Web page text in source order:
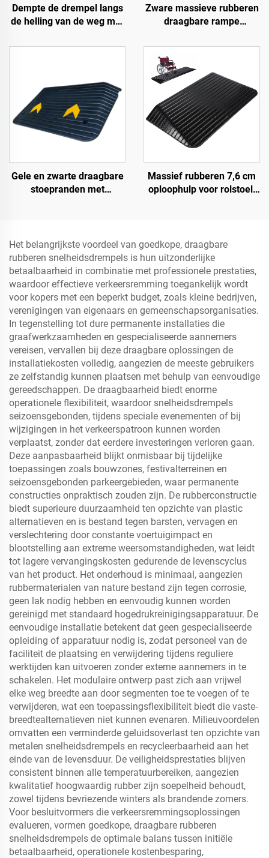
Dempte de drempel langs
de helling van de weg met
snelheidsbumps van
Zware massieve rubberen
draagbare rampe
toegangsweg product voor
betere toegang tot wegen
Gele en zwarte draagbare
stoepranden met
rubberen basis materiaal
Massief rubberen 7,6 cm
oploophulp voor rolstoel,
Productcategorie
Het belangrijkste voordeel van goedkope, draagbare
rubberen snelheidsdrempels is hun uitzonderlijke
betaalbaarheid in combinatie met professionele prestaties,
waardoor effectieve verkeersremming toegankelijk wordt
voor kopers met een beperkt budget, zoals kleine bedrijven,
verenigingen van eigenaars en gemeenschapsorganisaties.
In tegenstelling tot dure permanente installaties die
graafwerkzaamheden en gespecialiseerde aannemers
vereisen, vervallen bij deze draagbare oplossingen de
installatiekosten volledig, aangezien de meeste gebruikers
ze zelfstandig kunnen plaatsen met behulp van eenvoudige
gereedschappen. De draagbaarheid biedt enorme
operationele flexibiliteit, waardoor snelheidsdrempels
seizoensgebonden, tijdens speciale evenementen of bij
wijzigingen in het verkeerspatroon kunnen worden
verplaatst, zonder dat eerdere investeringen verloren gaan.
Deze aanpasbaarheid blijkt onmisbaar bij tijdelijke
toepassingen zoals bouwzones, festivalterreinen en
seizoensgebonden parkeergebieden, waar permanente
constructies onpraktisch zouden zijn. De rubberconstructie
biedt superieure duurzaamheid ten opzichte van plastic
alternatieven en is bestand tegen barsten, vervagen en
verslechtering door constante voertuigimpact en
blootstelling aan extreme weersomstandigheden, wat leidt
tot lagere vervangingskosten gedurende de levenscyclus
van het product. Het onderhoud is minimaal, aangezien
rubbermaterialen van nature bestand zijn tegen corrosie,
geen lak nodig hebben en eenvoudig kunnen worden
gereinigd met standaard hogedrukreinigingsapparatuur. De
eenvoudige installatie betekent dat geen gespecialiseerde
opleiding of apparatuur nodig is, zodat personeel van de
faciliteit de plaatsing en verwijdering tijdens reguliere
werktijden kan uitvoeren zonder externe aannemers in te
schakelen. Het modulaire ontwerp past zich aan vrijwel
elke weg breedte aan door segmenten toe te voegen of te
verwijderen, wat een toepassingsflexibiliteit biedt die vaste-
breedtealternatieven niet kunnen evenaren. Milieuvoordelen
omvatten een verminderde geluidsoverlast ten opzichte van
metalen snelheidsdrempels en recycleerbaarheid aan het
einde van de levensduur. De veiligheidsprestaties blijven
consistent binnen alle temperatuurbereiken, aangezien
kwalitatief hoogwaardig rubber zijn soepelheid behoudt,
zowel tijdens bevriezende winters als brandende zomers.
Voor besluitvormers die verkeersremmingsoplossingen
evalueren, vormen goedkope, draagbare rubberen
snelheidsdrempels de optimale balans tussen initiële
betaalbaarheid, operationele kostenbesparing,